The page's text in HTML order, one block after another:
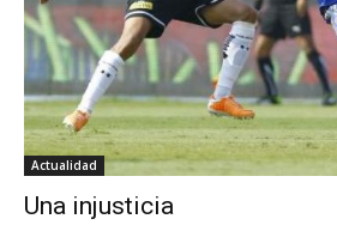
Actualidad
Una injusticia